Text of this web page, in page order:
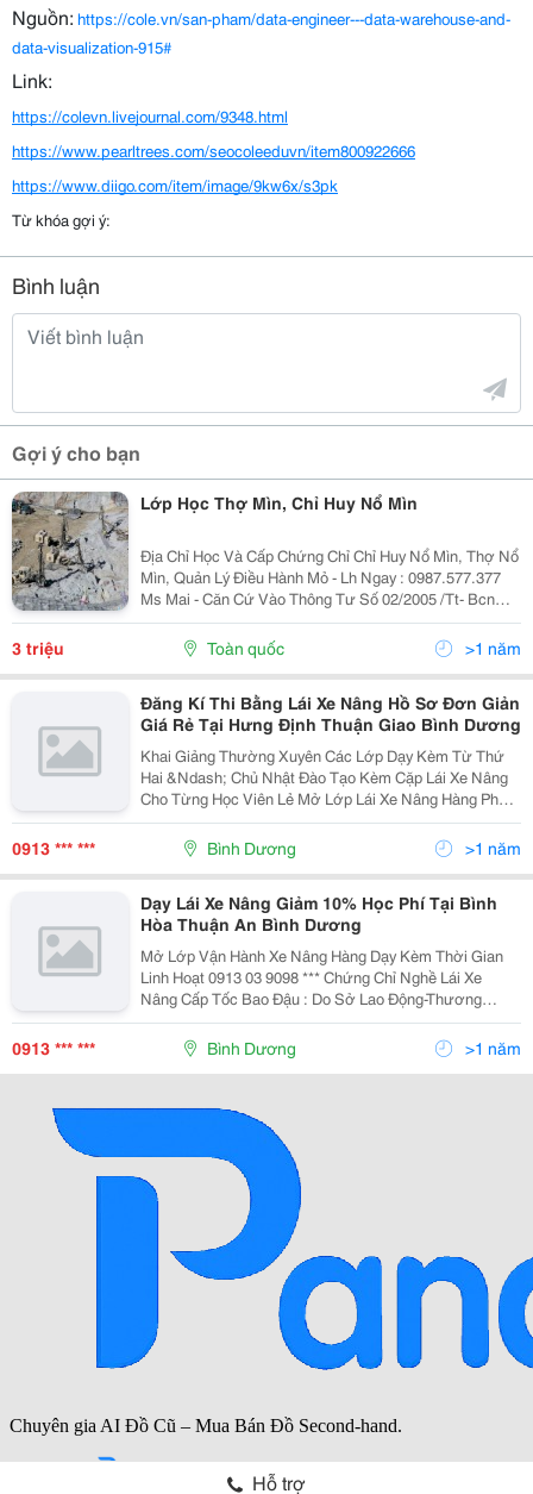
Nguồn: https://cole.vn/san-pham/data-engineer---data-warehouse-and-
data-visualization-915#
Link:
https://colevn.livejournal.com/9348.html
https://www.pearltrees.com/seocoleeduvn/item800922666
https://www.diigo.com/item/image/9kw6x/s3pk
Từ khóa gợi ý:
Bình luận
Gợi ý cho bạn
Lớp Học Thợ Mìn, Chỉ Huy Nổ Mìn
Địa Chỉ Học Và Cấp Chứng Chỉ Chỉ Huy Nổ Mìn, Thợ Nổ
Mìn, Quản Lý Điều Hành Mỏ - Lh Ngay : 0987.577.377
Ms Mai - Căn Cứ Vào Thông Tư Số 02/2005 /Tt- Bcn
Của Bộ Công Thương Ban Hành Ngày 29/03/2005 Về
Hướng Dẫn Quản Lý Sản Xuất, Kinh Doanh Cung Ứ
3 triệu Toàn quốc >1 năm
Đăng Kí Thi Bằng Lái Xe Nâng Hồ Sơ Đơn Giản
Giá Rẻ Tại Hưng Định Thuận Giao Bình Dương
Khai Giảng Thường Xuyên Các Lớp Dạy Kèm Từ Thứ
Hai &Ndash; Chủ Nhật Đào Tạo Kèm Cặp Lái Xe Nâng
Cho Từng Học Viên Lẻ Mở Lớp Lái Xe Nâng Hàng Phù
Hợp Với Thời Gian Thuận Tiện Nhất Cho Học Viên,
Nhất Là Các Học Viên Vừa Học Vừa Làm 1. Mua B
0913 *** *** Bình Dương >1 năm
Dạy Lái Xe Nâng Giảm 10% Học Phí Tại Bình
Hòa Thuận An Bình Dương
Mở Lớp Vận Hành Xe Nâng Hàng Dạy Kèm Thời Gian
Linh Hoạt 0913 03 9098 *** Chứng Chỉ Nghề Lái Xe
Nâng Cấp Tốc Bao Đậu : Do Sở Lao Động-Thương
Binh-Xã Hội Phê Duyệt, Có Giá Trị Toàn Quốc. - Học Phí
Lái Xe Nâng Cam Kết Rẻ Nhất, K
0913 *** *** Bình Dương >1 năm
Hỗ trợ